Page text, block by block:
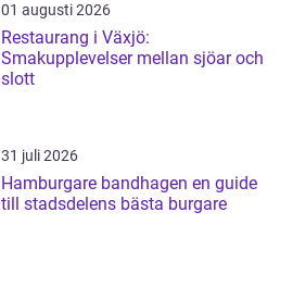
01 augusti 2026
Restaurang i Växjö:
Smakupplevelser mellan sjöar och
slott
31 juli 2026
Hamburgare bandhagen en guide
till stadsdelens bästa burgare